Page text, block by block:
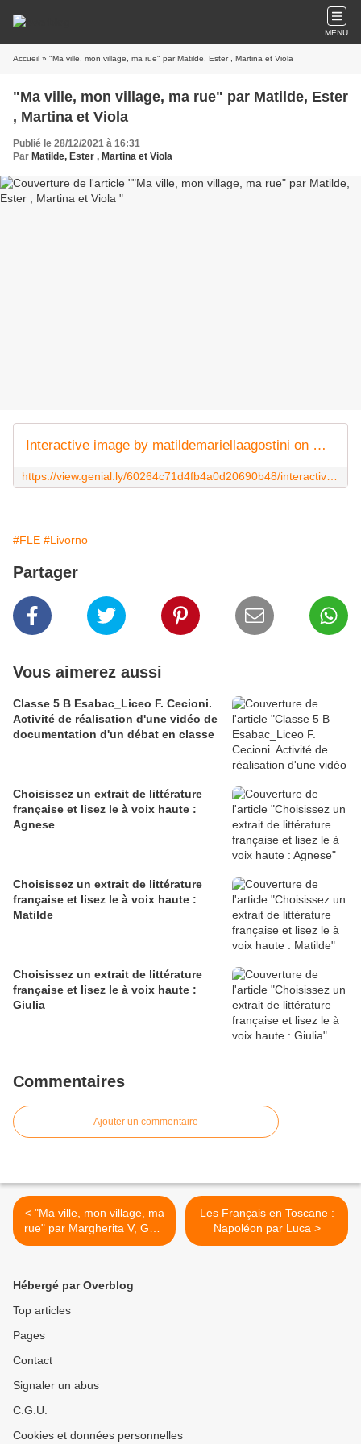
MENU
Accueil » "Ma ville, mon village, ma rue" par Matilde, Ester , Martina et Viola
"Ma ville, mon village, ma rue" par Matilde, Ester
, Martina et Viola
Publié le 28/12/2021 à 16:31
Par Matilde, Ester , Martina et Viola
Interactive image by matildemariellaagostini on Genially
#FLE #Livorno
Partager
Vous aimerez aussi
Classe 5 B Esabac_Liceo F. Cecioni.
Activité de réalisation d'une vidéo de
documentation d'un débat en classe
Choisissez un extrait de littérature
française et lisez le à voix haute :
Agnese
Choisissez un extrait de littérature
française et lisez le à voix haute :
Matilde
Choisissez un extrait de littérature
française et lisez le à voix haute :
Giulia
Commentaires
Ajouter un commentaire
< "Ma ville, mon village, ma
rue" par Margherita V, Gaia
, Giorgia , Linda et Noemi
Les Français en Toscane :
Napoléon par Luca >
Hébergé par Overblog
Top articles
Pages
Contact
Signaler un abus
C.G.U.
Cookies et données personnelles